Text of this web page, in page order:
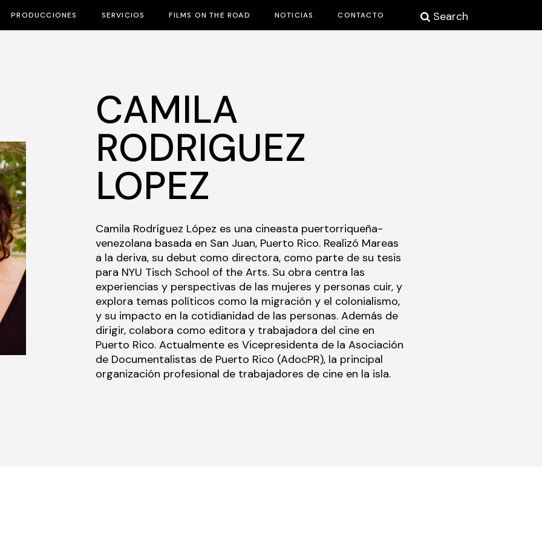
PRODUCCIONES SERVICIOS FILMS ON THE ROAD NOTICIAS CONTACTO Search
CAMILA
RODRIGUEZ
LOPEZ
Camila Rodríguez López es una cineasta puertorriqueña-
venezolana basada en San Juan, Puerto Rico. Realizó Mareas
a la deriva, su debut como directora, como parte de su tesis
para NYU Tisch School of the Arts. Su obra centra las
experiencias y perspectivas de las mujeres y personas cuir, y
explora temas políticos como la migración y el colonialismo,
y su impacto en la cotidianidad de las personas. Además de
dirigir, colabora como editora y trabajadora del cine en
Puerto Rico. Actualmente es Vicepresidenta de la Asociación
de Documentalistas de Puerto Rico (AdocPR), la principal
organización profesional de trabajadores de cine en la isla.